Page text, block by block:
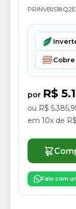
Cobre
por R$
ou R$
em 10x de
Fale com